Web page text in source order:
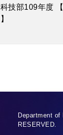
科技部109年度
】
Department
RESERVED.